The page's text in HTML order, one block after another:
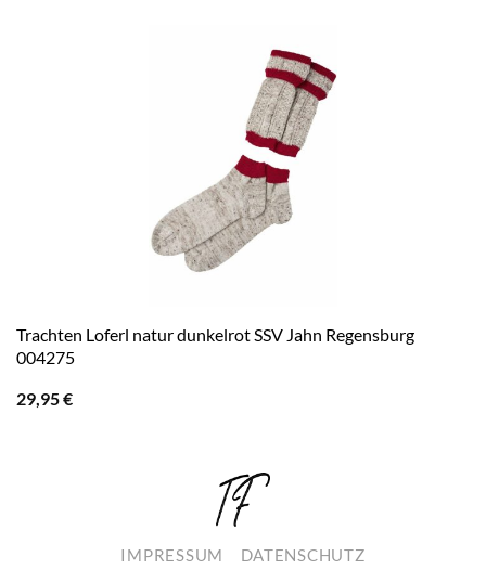
Trachten Loferl natur dunkelrot SSV Jahn Regensburg
004275
29,95€
IMPRESSUM DATENSCHUTZ